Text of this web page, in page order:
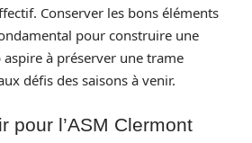
Conserver les bons éléments
pour construire une
à préserver une trame
défis des saisons à venir.
pour l’ASM Clermont